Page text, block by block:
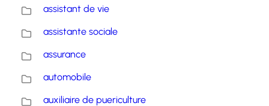
assistant de vie
assistante sociale
assurance
automobile
auxiliaire de puericulture